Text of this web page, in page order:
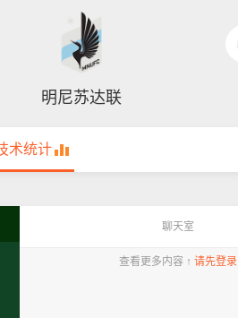
明尼苏达联
术统计
聊天室
查看更多内容 ↑ 请先登录